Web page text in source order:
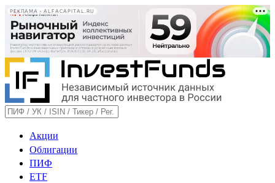
РЕКЛАМА • ALFACAPITAL.RU
Акции
Облигации
ПИФ
ETF